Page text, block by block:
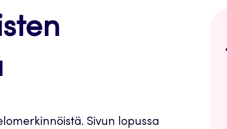
Sivun lopussa